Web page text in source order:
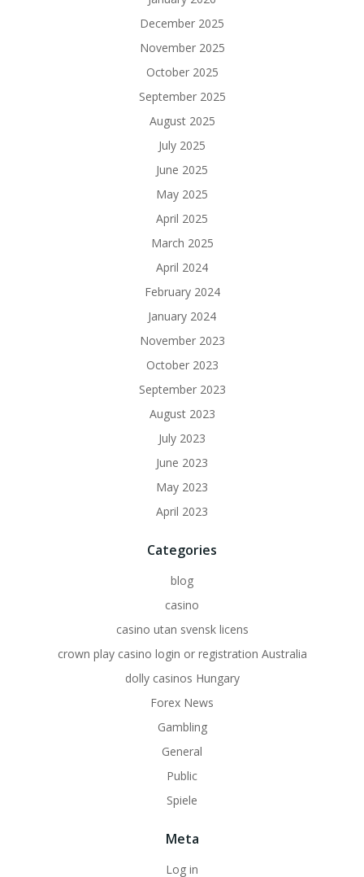
December 2025
November 2025
October 2025
September 2025
August 2025
July 2025
June 2025
May 2025
April 2025
March 2025
April 2024
February 2024
January 2024
November 2023
October 2023
September 2023
August 2023
July 2023
June 2023
May 2023
April 2023
Categories
blog
casino
casino utan svensk licens
crown play casino login or registration Australia
dolly casinos Hungary
Forex News
Gambling
General
Public
Spiele
Meta
Log in